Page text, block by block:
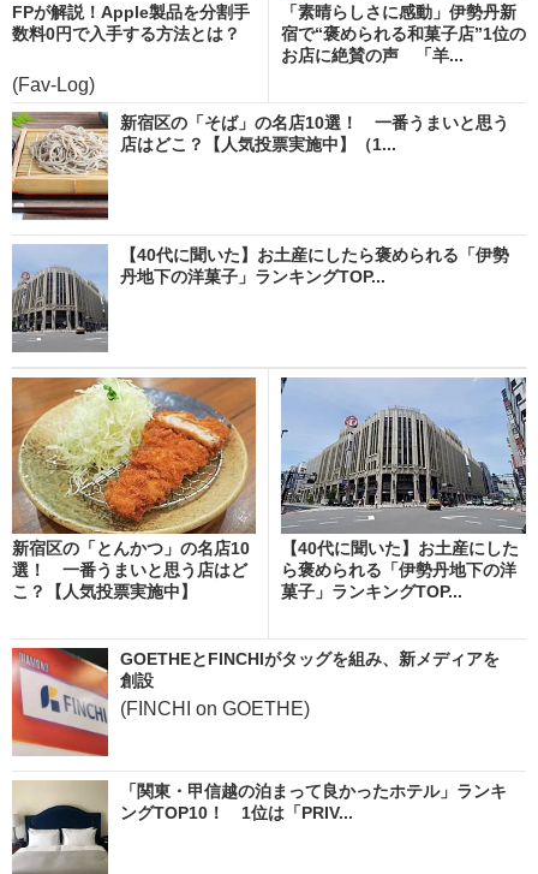
FPが解説！Apple製品を分割手
数料0円で入手する方法とは？
(Fav-Log)
「素晴らしさに感動」伊勢丹新
宿で“褒められる和菓子店”1位の
お店に絶賛の声 「羊...
新宿区の「そば」の名店10選！ 一番うまいと思う
店はどこ？【人気投票実施中】（1...
【40代に聞いた】お土産にしたら褒められる「伊勢
丹地下の洋菓子」ランキングTOP...
新宿区の「とんかつ」の名店10
選！ 一番うまいと思う店はど
こ？【人気投票実施中】
【40代に聞いた】お土産にした
ら褒められる「伊勢丹地下の洋
菓子」ランキングTOP...
GOETHEとFINCHIがタッグを組み、新メディアを
創設
(FINCHI on GOETHE)
「関東・甲信越の泊まって良かったホテル」ランキ
ングTOP10！ 1位は「PRIV...